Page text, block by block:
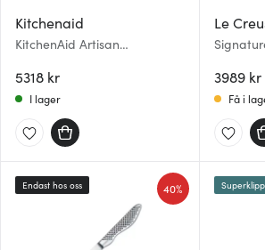
Kitchenaid
KitchenAid Artisan
Creme
5318 kr
I lager
Le
Green
3989 kr
Få i
40%
Endast hos oss Superklipp